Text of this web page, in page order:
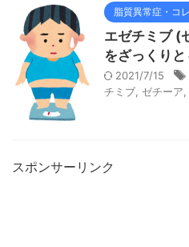
脂質異常症・コ
エゼチミブ (
をざっくりと
2021/7/15
チミブ ゼチーア
スポンサーリンク